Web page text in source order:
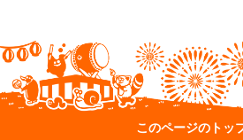
このページのトッ